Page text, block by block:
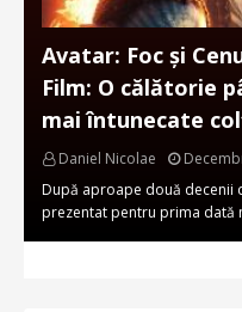
Avatar: Foc și
Film: O călătorie
mai întunecate
Daniel Nicolae
După aproape două decenii
prezentat pentru prima dată